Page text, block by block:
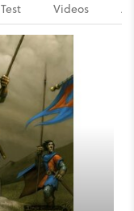
Test Videos